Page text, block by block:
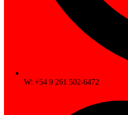
W: +54 9 261 502-6472